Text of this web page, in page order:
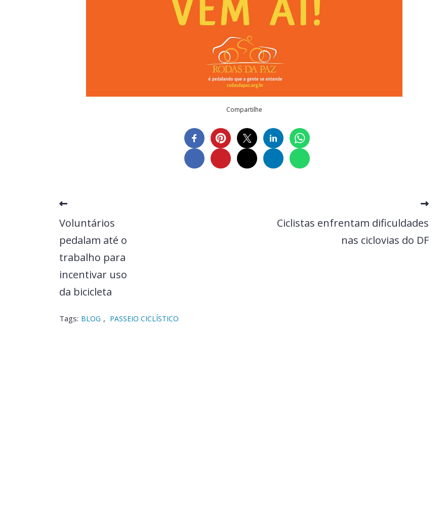
Compartilhe
Voluntários
pedalam até o
trabalho para
incentivar uso
da bicicleta
Ciclistas enfrentam dificuldades
nas ciclovias do DF
Tags: BLOG , PASSEIO CICLÍSTICO